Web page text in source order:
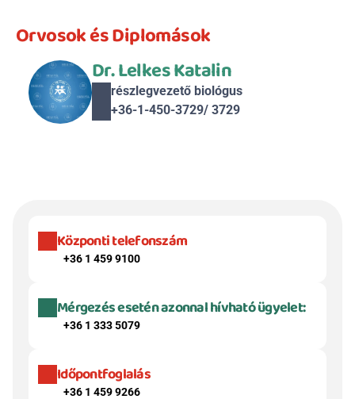
Orvosok és Diplomások
Dr. Lelkes Katalin
részlegvezető biológus
+36-1-450-3729/ 3729
Központi telefonszám
+36 1 459 9100
Mérgezés esetén azonnal hívható ügyelet:
+36 1 333 5079
Időpontfoglalás
+36 1 459 9266